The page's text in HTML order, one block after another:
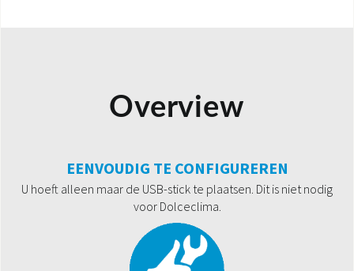
Overview
EENVOUDIG TE CONFIGUREREN
U hoeft alleen maar de USB-stick te plaatsen. Dit is niet nodig
voor Dolceclima.